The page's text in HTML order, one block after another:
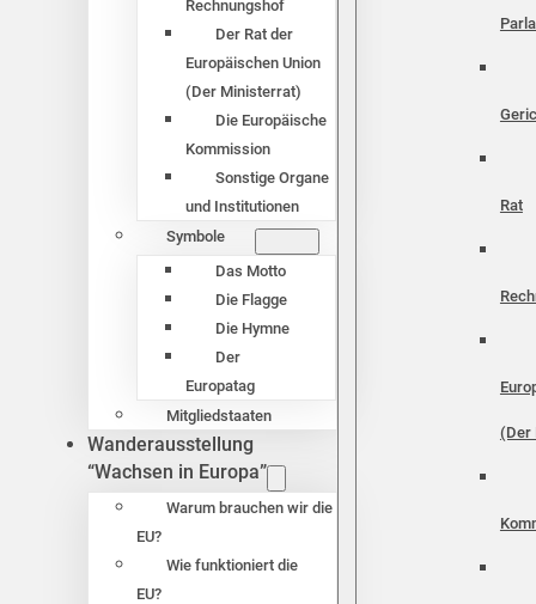
Rechnungshof
Der Rat der
Europäischen Union
(Der Ministerrat)
Die Europäische
Kommission
Sonstige Organe
und Institutionen
Symbole
Das Motto
Die Flagge
Die Hymne
Der
Europatag
Mitgliedstaaten
Wanderausstellung
“Wachsen in Europa”
Warum brauchen wir die
EU?
Wie funktioniert die
EU?
Rat
(Der